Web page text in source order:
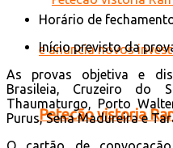
Petecão vistoria
Horário de
Início previsto da
As provas objetiva e
Brasileia, Cruzeiro do
Thaumaturgo, Porto
Purus, Sena Madureira e